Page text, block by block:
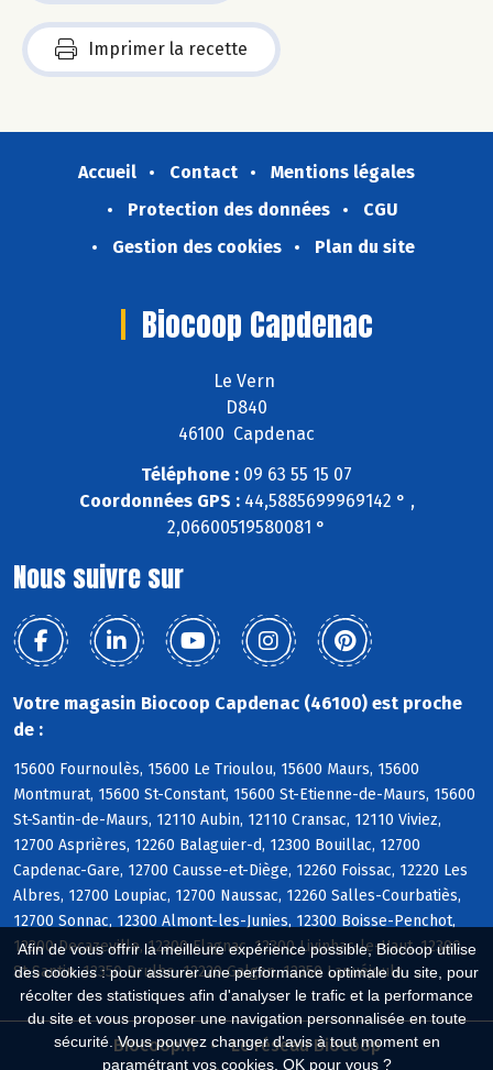
Afin de vous offrir la meilleure expérience possible, Biocoop utilise
des cookies : pour assurer une performance optimale du site, pour
récolter des statistiques afin d'analyser le trafic et la performance
du site et vous proposer une navigation personnalisée en toute
sécurité. Vous pouvez changer d'avis à tout moment en
paramétrant vos cookies. OK pour vous ?
Imprimer la recette
Accueil Contact
Mentions légales
Protection des données
CGU
Gestion des cookies
Plan du site
Biocoop Capdenac
Le Vern
D840
46100 Capdenac
Téléphone : 09 63 55 15 07
Coordonnées GPS :44,5885699969142 ° ,
2,06600519580081 °
Nous suivre sur
Votre magasin Biocoop Capdenac (46100) est proche
de :
15600 Fournoulès, 15600 Le Trioulou, 15600 Maurs, 15600
Montmurat, 15600 St-Constant, 15600 St-Etienne-de-Maurs, 15600
St-Santin-de-Maurs, 12110 Aubin, 12110 Cransac, 12110 Viviez,
12700 Asprières, 12260 Balaguier-d, 12300 Bouillac, 12700
Capdenac-Gare, 12700 Causse-et-Diège, 12260 Foissac, 12220 Les
Albres, 12700 Loupiac, 12700 Naussac, 12260 Salles-Courbatiès,
12700 Sonnac, 12300 Almont-les-Junies, 12300 Boisse-Penchot,
12300 Decazeville, 12300 Flagnac, 12300 Livinhac-le-Haut, 12300
St-Santin, 12350 Drulhe, 12220 Galgan, 12350 Lanuéjouls
Biocoop.fr
Le réseau Biocoop